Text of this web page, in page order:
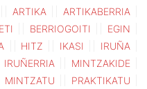
ARTIKA
ARTIKABERRIA
BERRIOGOITI
EGIN
HITZ IKASI
IRUÑA
IRUÑERRIA
MINTZAKIDE
MINTZATU
PRAKTIKATU